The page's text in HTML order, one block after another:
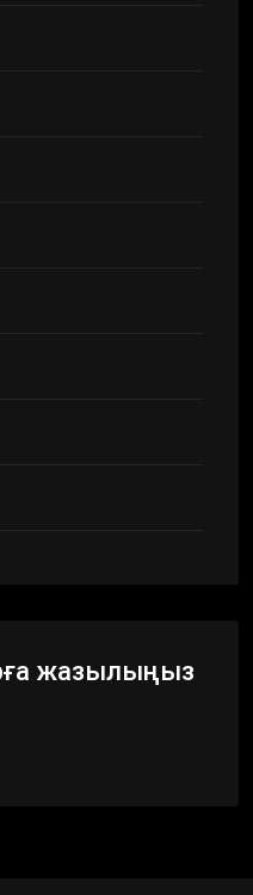
жазылыңыз